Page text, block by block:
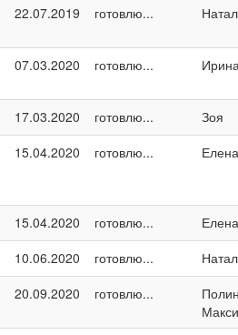
22.07.2019 готовлю...
07.03.2020 готовлю...
17.03.2020 готовлю...
Зоя
15.04.2020 готовлю...
15.04.2020 готовлю...
10.06.2020 готовлю...
20.09.2020 готовлю...